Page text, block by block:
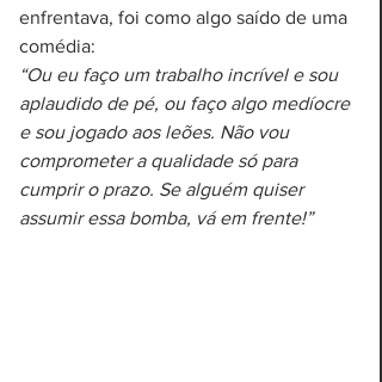
enfrentava, foi como algo saído de uma
comédia:
“Ou eu faço um trabalho incrível e sou
aplaudido de pé, ou faço algo medíocre
e sou jogado aos leões. Não vou
comprometer a qualidade só para
cumprir o prazo. Se alguém quiser
assumir essa bomba, vá em frente!”